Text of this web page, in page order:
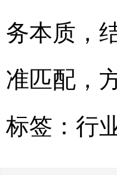
务本质，
准匹配，
标签： 行